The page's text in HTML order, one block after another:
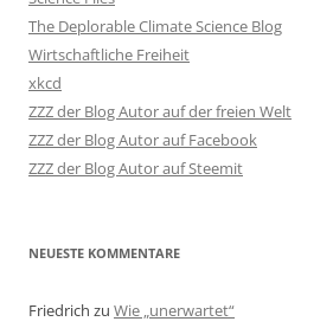
The Deplorable Climate Science Blog
Wirtschaftliche Freiheit
xkcd
ZZZ der Blog Autor auf der freien Welt
ZZZ der Blog Autor auf Facebook
ZZZ der Blog Autor auf Steemit
NEUESTE KOMMENTARE
Friedrich zu Wie „unerwartet“